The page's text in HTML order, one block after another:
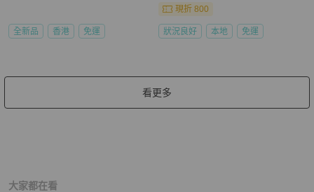
全新品 香港 免運
現折 800
狀況良好 本地 免運
看更多
大家都在看